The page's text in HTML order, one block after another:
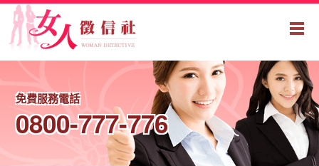
免費服務電話
0800-777-776